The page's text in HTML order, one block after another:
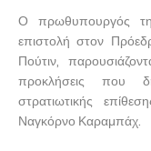
Ο πρωθυπουργός
επιστολή στον
Πούτιν,
προκλήσεις που
στρατιωτικής
Ναγκόρνο Καραμπάχ.